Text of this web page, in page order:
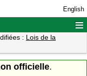
English
≡
: Lois de la
officielle.